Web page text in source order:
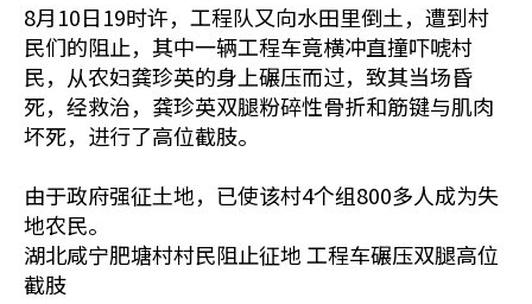
8月10日19时许，工程队又向水田里倒土，遭到村
民们的阻止，其中一辆工程车竟横冲直撞吓唬村
民，从农妇龚珍英的身上碾压而过，致其当场昏
死，经救治，龚珍英双腿粉碎性骨折和筋键与肌肉
坏死，进行了高位截肢。
由于政府强征土地，已使该村4个组800多人成为失
地农民。
湖北咸宁肥塘村村民阻止征地 工程车碾压双腿高位
截肢